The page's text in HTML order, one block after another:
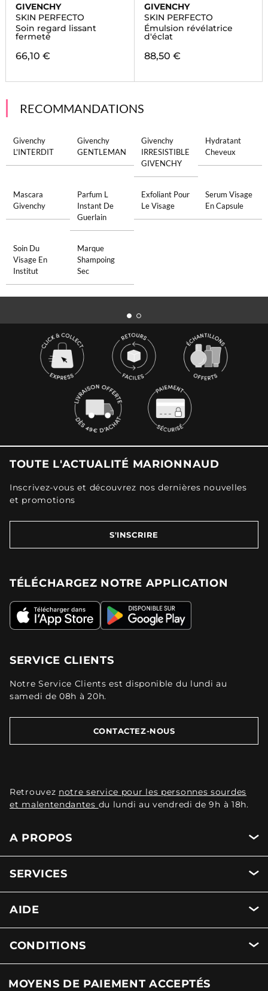
GIVENCHY
SKIN PERFECTO
Soin regard lissant
fermeté
66,10 €
GIVENCHY
SKIN PERFECTO
Émulsion révélatrice
d'éclat
88,50 €
RECOMMANDATIONS
Givenchy
L'INTERDIT
Givenchy
GENTLEMAN
Givenchy
IRRESISTIBLE
GIVENCHY
Hydratant
Cheveux
Mascara
Givenchy
Parfum L
Instant De
Guerlain
Exfoliant Pour
Le Visage
Serum Visage
En Capsule
Soin Du
Visage En
Institut
Marque
Shampoing
Sec
TOUTE L'ACTUALITÉ MARIONNAUD
Inscrivez-vous et découvrez nos dernières nouvelles
et promotions
S'INSCRIRE
TÉLÉCHARGEZ NOTRE APPLICATION
SERVICE CLIENTS
Notre Service Clients est disponible du lundi au
samedi de 08h à 20h.
CONTACTEZ-NOUS
Retrouvez notre service pour les personnes sourdes
et malentendantes du lundi au vendredi de 9h à 18h.
A PROPOS
SERVICES
AIDE
CONDITIONS
MOYENS DE PAIEMENT ACCEPTÉS